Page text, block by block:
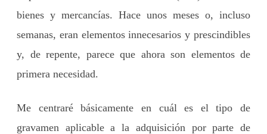
bienes y mercancías. Hace unos meses o, incluso
semanas, eran elementos innecesarios y prescindibles
y, de repente, parece que ahora son elementos de
primera necesidad.
Me centraré básicamente en cuál es el tipo de
gravamen aplicable a la adquisición por parte de